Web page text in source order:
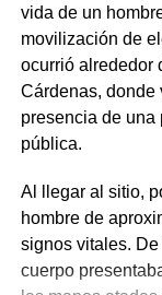
vida de un
movilización de
ocurrió alrededor
Cárdenas, donde
presencia de una
pública.
Al llegar al sitio,
hombre de
signos vitales. De
cuerpo